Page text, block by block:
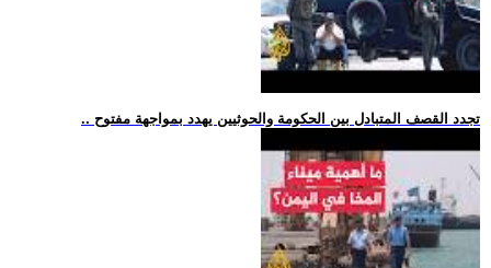
.. تجدد القصف المتبادل بين الحكومة والحوثيين يهدد بمواجهة مفتوح